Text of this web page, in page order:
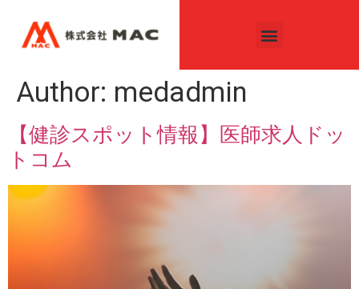
Author: medadmin
【健診スポット情報】医師求人ドッ
トコム